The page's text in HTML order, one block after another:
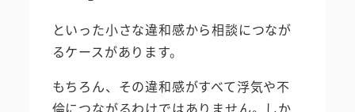
といった小さな違和感から相談につなが
るケースがあります。
もちろん、その違和感がすべて浮気や不
倫につながるわけではありません。しか